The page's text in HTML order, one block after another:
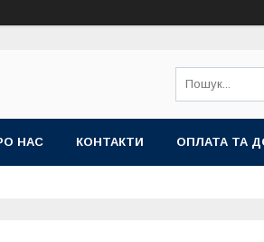
НАС КОНТАКТИ ОПЛАТА ТА